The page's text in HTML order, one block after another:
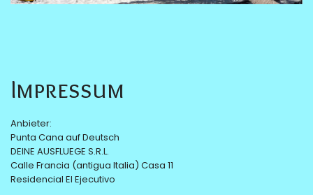
Impressum
Anbieter:
Punta Cana auf Deutsch
DEINE AUSFLUEGE S.R.L.
Calle Francia (antigua Italia) Casa 11
Residencial El Ejecutivo